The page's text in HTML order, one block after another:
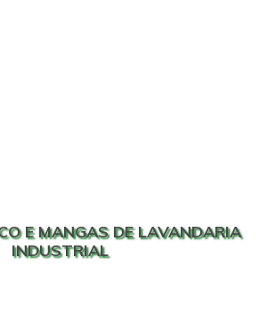
E MANGAS DE LAVANDARIA
INDUSTRIAL